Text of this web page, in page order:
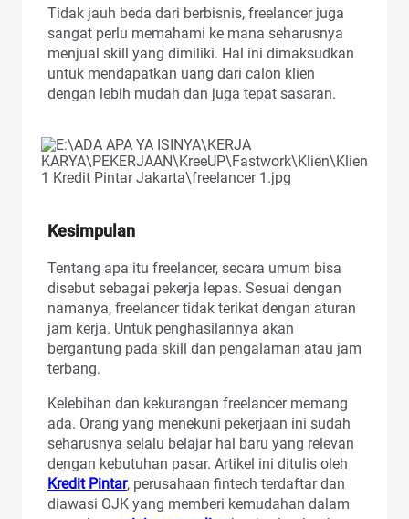
Tidak jauh beda dari berbisnis, freelancer juga
sangat perlu memahami ke mana seharusnya
menjual skill yang dimiliki. Hal ini dimaksudkan
untuk mendapatkan uang dari calon klien
dengan lebih mudah dan juga tepat sasaran.
Kesimpulan
Tentang apa itu freelancer, secara umum bisa
disebut sebagai pekerja lepas. Sesuai dengan
namanya, freelancer tidak terikat dengan aturan
jam kerja. Untuk penghasilannya akan
bergantung pada skill dan pengalaman atau jam
terbang.
Kelebihan dan kekurangan freelancer memang
ada. Orang yang menekuni pekerjaan ini sudah
seharusnya selalu belajar hal baru yang relevan
dengan kebutuhan pasar. Artikel ini ditulis oleh
Kredit Pintar, perusahaan fintech terdaftar dan
diawasi OJK yang memberi kemudahan dalam